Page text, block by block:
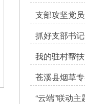
支部攻坚党
抓好支部书
我的驻村帮
苍溪县烟草
“云端”联动